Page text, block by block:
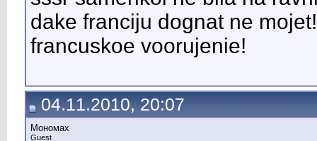
dake franciju dognat ne
francuskoe voorujenie!
04.11.2010, 20:07
Мономах
Guest